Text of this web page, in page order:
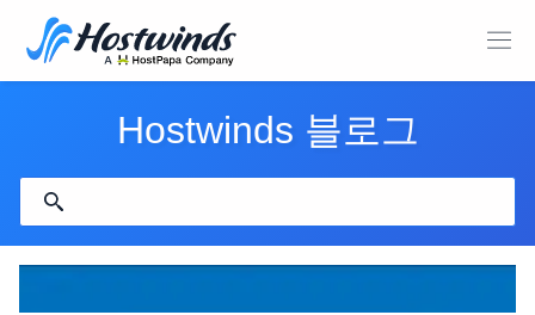
Hostwinds 블로그